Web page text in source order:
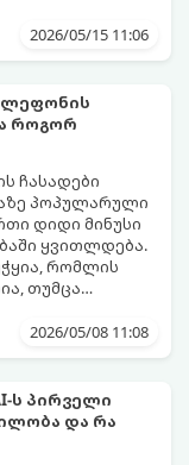
2026/05/15 11:06
როგორ
ჩასადები
პოპულარული
დიდი მინუსი
ყვითლდება.
რომლის
თუმცა
2026/05/08 11:08
ს პირველი
და რა